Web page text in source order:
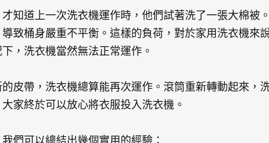
知道上一次洗衣機運作時，他們試著洗了一張大棉被
致桶身嚴重不平衡。這樣的負荷，對於家用洗衣機來
，洗衣機當然無法正常運作。
皮帶，洗衣機總算能再次運作。滾筒重新轉動起來，
家終於可以放心將衣服投入洗衣機。